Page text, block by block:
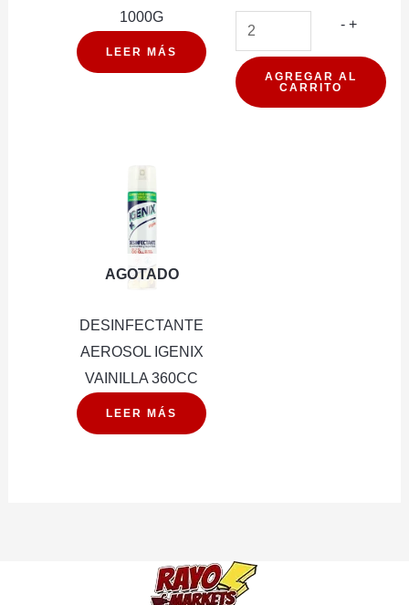
1000G
LEER MÁS
- CLORO
1LT
+
AGREGAR AL
CARRITO
AGOTADO
DESINFECTANTE
AEROSOL IGENIX
VAINILLA 360CC
LEER MÁS